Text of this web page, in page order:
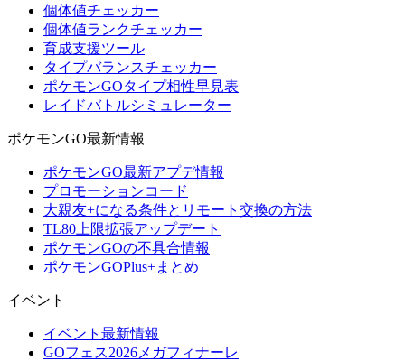
個体値チェッカー
個体値ランクチェッカー
育成支援ツール
タイプバランスチェッカー
ポケモンGOタイプ相性早見表
レイドバトルシミュレーター
ポケモンGO最新情報
ポケモンGO最新アプデ情報
プロモーションコード
大親友+になる条件とリモート交換の方法
TL80上限拡張アップデート
ポケモンGOの不具合情報
ポケモンGOPlus+まとめ
イベント
イベント最新情報
GOフェス2026メガフィナーレ